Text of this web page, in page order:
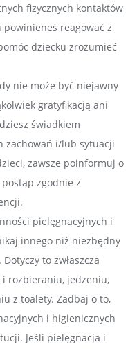
fizycznych kontaktów
powinieneś reagować z
dziecku zrozumieć
nie może być niejawny
gratyfikacją ani
świadkiem
zachowań i/lub sytuacji
zawsze poinformuj o
zgodnie z
pielęgnacyjnych i
innego niż niezbędny
to zwłaszcza
rozbieraniu, jedzeniu,
z toalety. Zadbaj o to,
i higienicznych
Jeśli pielęgnacja i